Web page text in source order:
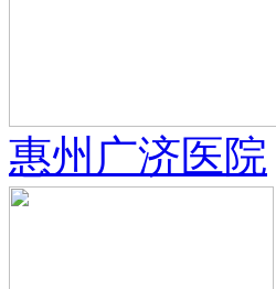
惠州广济医院